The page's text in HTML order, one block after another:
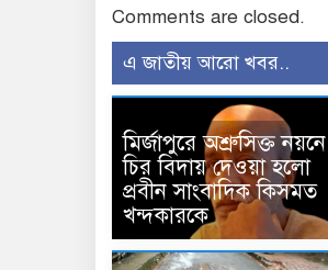
Comments are closed.
এ জাতীয় আরো খবর..
মির্জাপুরে অশ্রুসিক্ত নয়নে
চির বিদায় দেওয়া হলো
প্রবীন সাংবাদিক কিসমত
খন্দকারকে